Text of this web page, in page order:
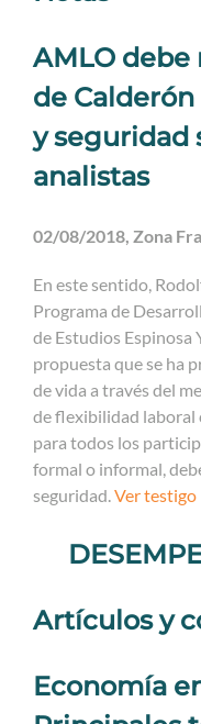
AMLO
de Calderón
y seguridad
analistas
02/08/2018, Zona
En este sentido,
Programa de
de Estudios Espinosa
propuesta que se ha
de vida a través del
de flexibilidad laboral
para todos los
formal o informal,
seguridad.Ver testigo
Artículos y
Economía